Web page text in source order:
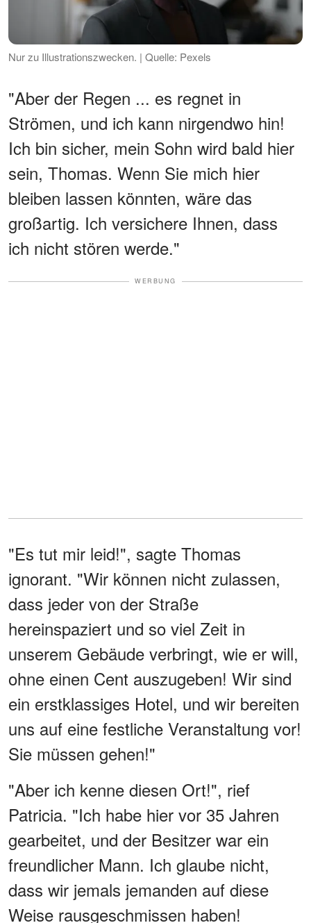
Nur zu Illustrationszwecken. | Quelle: Pexels
"Aber der Regen ... es regnet in
Strömen, und ich kann nirgendwo hin!
Ich bin sicher, mein Sohn wird bald hier
sein, Thomas. Wenn Sie mich hier
bleiben lassen könnten, wäre das
großartig. Ich versichere Ihnen, dass
ich nicht stören werde."
WERBUNG
"Es tut mir leid!", sagte Thomas
ignorant. "Wir können nicht zulassen,
dass jeder von der Straße
hereinspaziert und so viel Zeit in
unserem Gebäude verbringt, wie er will,
ohne einen Cent auszugeben! Wir sind
ein erstklassiges Hotel, und wir bereiten
uns auf eine festliche Veranstaltung vor!
Sie müssen gehen!"
"Aber ich kenne diesen Ort!", rief
Patricia. "Ich habe hier vor 35 Jahren
gearbeitet, und der Besitzer war ein
freundlicher Mann. Ich glaube nicht,
dass wir jemals jemanden auf diese
Weise rausgeschmissen haben!